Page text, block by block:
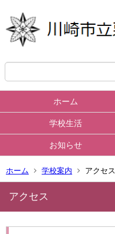
ホーム
学校生活
お知らせ
ホーム 学校案内 アクセス
アクセス